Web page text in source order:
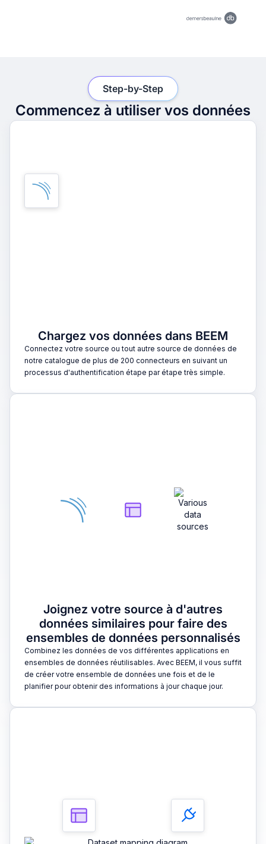
Commencez à utiliser vos données
Step-by-Step
Chargez vos données dans BEEM
Connectez votre source ou tout autre source de données de
notre catalogue de plus de 200 connecteurs en suivant un
processus d'authentification étape par étape très simple.
Joignez votre source à d'autres
données similaires pour faire des
ensembles de données personnalisés
Combinez les données de vos différentes applications en
ensembles de données réutilisables. Avec BEEM, il vous suffit
de créer votre ensemble de données une fois et de le
planifier pour obtenir des informations à jour chaque jour.